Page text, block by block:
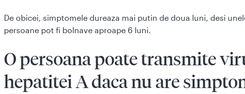
De obicei, simptomele dureaza mai putin de doua luni, desi
persoane pot fi bolnave aproape 6 luni.
O persoana poate transmite
hepatitei A daca nu are